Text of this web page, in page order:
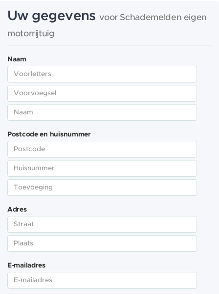
Uw gegevensvoor Schademelden eigen
motorrijtuig
Naam
Postcode en huisnummer
Adres
E-mailadres